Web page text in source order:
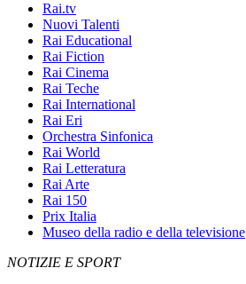
Rai.tv
Nuovi Talenti
Rai Educational
Rai Fiction
Rai Cinema
Rai Teche
Rai International
Rai Eri
Orchestra Sinfonica
Rai World
Rai Letteratura
Rai Arte
Rai 150
Prix Italia
Museo della radio e della televisione
NOTIZIE E SPORT